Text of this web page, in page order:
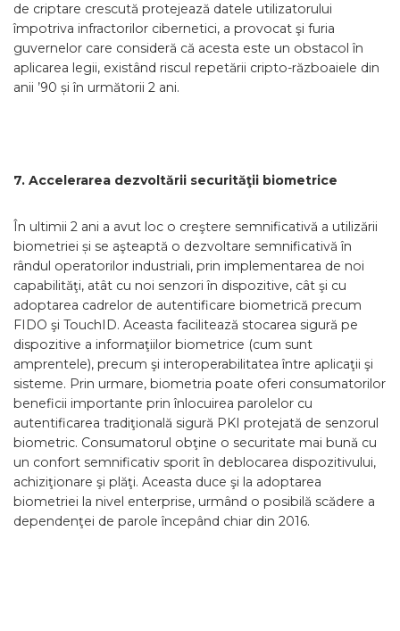
de criptare crescută protejează datele utilizatorului
împotriva infractorilor cibernetici, a provocat şi furia
guvernelor care consideră că acesta este un obstacol în
aplicarea legii, existând riscul repetării cripto-războaiele din
anii ’90 și în următorii 2 ani.
7. Accelerarea dezvoltării securităţii biometrice
În ultimii 2 ani a avut loc o creştere semnificativă a utilizării
biometriei și se aşteaptă o dezvoltare semnificativă în
rândul operatorilor industriali, prin implementarea de noi
capabilităţi, atât cu noi senzori în dispozitive, cât şi cu
adoptarea cadrelor de autentificare biometrică precum
FIDO şi TouchID. Aceasta facilitează stocarea sigură pe
dispozitive a informaţiilor biometrice (cum sunt
amprentele), precum şi interoperabilitatea între aplicaţii şi
sisteme. Prin urmare, biometria poate oferi consumatorilor
beneficii importante prin înlocuirea parolelor cu
autentificarea tradiţională sigură PKI protejată de senzorul
biometric. Consumatorul obţine o securitate mai bună cu
un confort semnificativ sporit în deblocarea dispozitivului,
achiziţionare şi plăţi. Aceasta duce şi la adoptarea
biometriei la nivel enterprise, urmând o posibilă scădere a
dependenţei de parole începând chiar din 2016.